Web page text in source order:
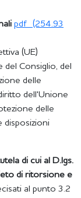
pdf
(254.93
(UE)
Consiglio, del
delle
dell'Unione
delle
disposizioni
di cui al D.lgs.
di ritorsione e
al punto 3.2